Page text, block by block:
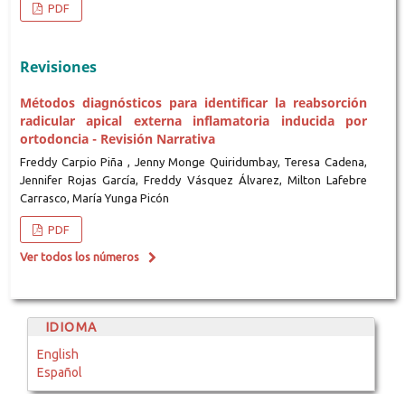
PDF
Revisiones
Métodos diagnósticos para identificar la reabsorción
radicular apical externa inflamatoria inducida por
ortodoncia - Revisión Narrativa
Freddy Carpio Piña , Jenny Monge Quiridumbay, Teresa Cadena,
Jennifer Rojas García, Freddy Vásquez Álvarez, Milton Lafebre
Carrasco, María Yunga Picón
PDF
Ver todos los números
IDIOMA
English
Español